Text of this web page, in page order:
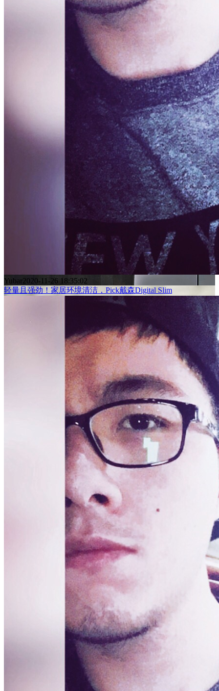
Yubar2020-11-26 18:35:02
轻量且强劲！家居环境清洁，Pick戴森Digital Slim